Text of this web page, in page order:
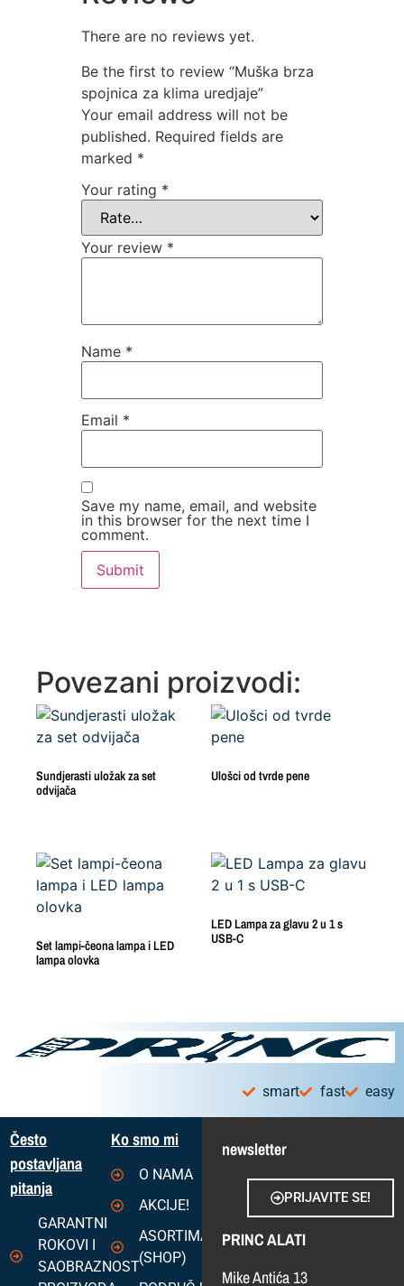
There are no reviews yet.
Be the first to review “Muška brza
spojnica za klima uredjaje”
Your email address will not be
published. Required fields are
marked *
Your rating *
Your review *
Name *
Email *
Save my name, email, and website
in this browser for the next time I
comment.
Povezani proizvodi:
Sundjerasti uložak za set
odvijača
Ulošci od tvrde pene
Set lampi-čeona lampa i LED
lampa olovka
LED Lampa za glavu 2 u 1 s
USB-C
smart fast easy
Često
postavljana
pitanja
GARANTNI
ROKOVI I
SAOBRAZNOST
Ko smo mi
O NAMA
AKCIJE!
ASORTIMAN
(SHOP)
newsletter
PRIJAVITE SE!
PRINC ALATI
Mike Antića 13